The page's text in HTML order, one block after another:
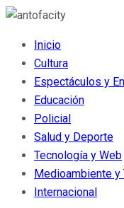
Inicio
Cultura
Espectáculos y
Educación
Policial
Salud y Deporte
Tecnología y Web
Medioambiente y
Internacional